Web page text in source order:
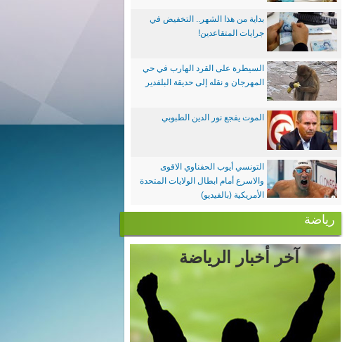
بداية من هذا الشهر.. التخفيض في
جرايات المتقاعدين!
السيطرة على القرد الهارب في حي
المهرجان و نقله إلى حديقة البلفدير
الموت يفجع نور الدين الطبوبي
التونسي أيوب الحفناوي الاقوى
والاسرع أمام ابطال الولايات المتحدة
الأمريكية (بالفيديو)
رياضة
آخر أخبار الرياضة